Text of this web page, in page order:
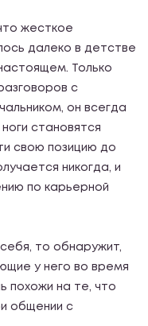
жесткое
далеко в детстве
Только
с
он всегда
становятся
свою позицию до
никогда, и
по карьерной
себя, то обнаружит,
у него во время
похожи на те, что
общении с